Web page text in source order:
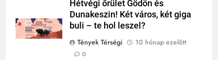
Hétvégi őrület Gödön és
Dunakeszin! Két város, két giga
buli – te hol leszel?
Tények Térségi
10 hónap ezelőtt
0